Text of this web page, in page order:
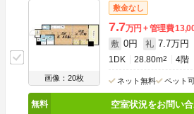
画像：20枚
敷金なし
7.7万円 管理費
敷 0円 礼 7.7万円
1DK 28.80m2 4階
ネット無料 ペット
空室状況をお問い